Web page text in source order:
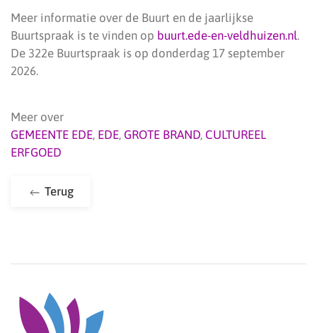
Meer informatie over de Buurt en de jaarlijkse
Buurtspraak is te vinden op buurt.ede-en-veldhuizen.nl.
De 322e Buurtspraak is op donderdag 17 september
2026.
Meer over
GEMEENTE EDE, EDE, GROTE BRAND, CULTUREEL
ERFGOED
Terug